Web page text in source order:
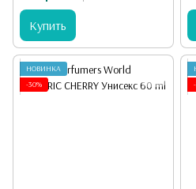
Купить
НОВИНКА
-30%